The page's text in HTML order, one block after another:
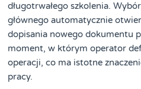
długotrwałego szkolenia.
głównego automatycznie
dopisania nowego dokumentu
moment, w którym operator
operacji, co ma istotne
pracy.